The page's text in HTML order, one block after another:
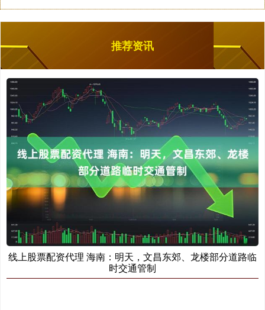
推荐资讯
线上股票配资代理 海南：明天，文昌东郊、龙楼部分道路临
时交通管制